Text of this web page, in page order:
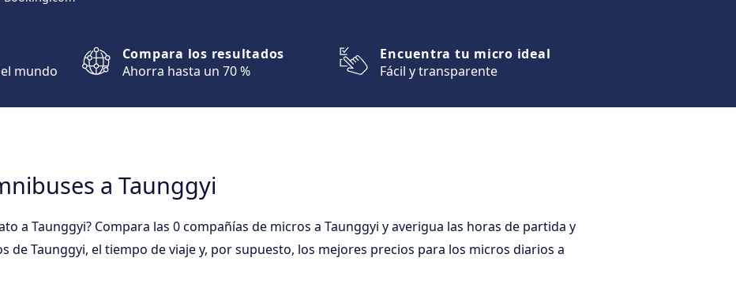
mundo
Compara los resultados
Ahorra hasta un 70 %
Encuentra tu micro ideal
Fácil y transparente
a Taunggyi
a Taunggyi? Compara las 0 compañías de micros a Taunggyi y averigua las horas de partida y
de Taunggyi, el tiempo de viaje y, por supuesto, los mejores precios para los micros diarios a